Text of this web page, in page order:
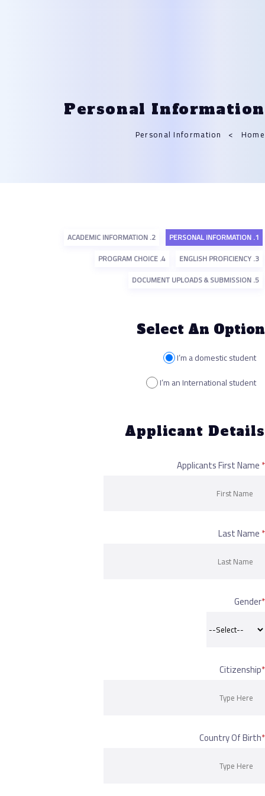
Personal
Personal Information
2. ACADEMIC INFORMATION
4. PROGRAM CHOICE
Select An
I’m a domestic
I’m an International
Applicant
Applicants First
Last
Country